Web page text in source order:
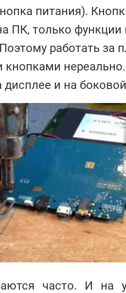
питания).
ПК, только функции
работать за
дисплее и на
часто. И на